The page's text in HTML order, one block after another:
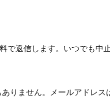
で返信します。いつでも中
りません。メールアドレ